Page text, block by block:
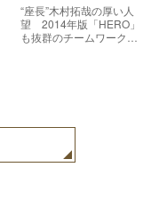
“座長”木村拓哉の厚い人
望 2014年版「HERO」
も抜群のチームワーク／